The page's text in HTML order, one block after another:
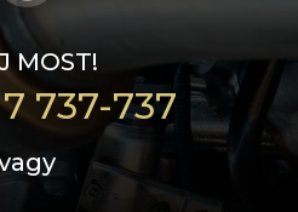
MOST!
737-737